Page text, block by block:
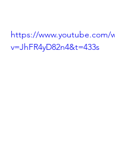
https://www.youtube.com/
v=JhFR4yD82n4&t=433s